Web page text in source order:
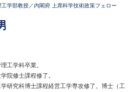
工学部教授／内閣府 上席科学技術政策フェロー
工学科卒業。
院修士課程修了。
研究科博士課程経営工学専攻修了。博士（工